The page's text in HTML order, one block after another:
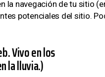
la navegación de tu sitio
potenciales del sitio.
Vivo en los
la lluvia.)